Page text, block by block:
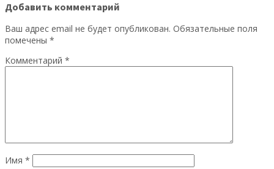
Добавить комментарий
Ваш адрес email не будет опубликован. Обязательные поля
помечены *
Комментарий *
Имя *